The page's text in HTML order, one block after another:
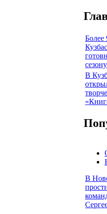
Более
сезону
В
В